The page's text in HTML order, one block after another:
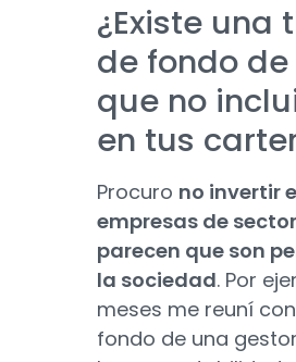
¿Existe una
de fondo
que no
en tus
Procuro no invertir
empresas de
parecen que son
la sociedad. Por
meses me reuní
fondo de una